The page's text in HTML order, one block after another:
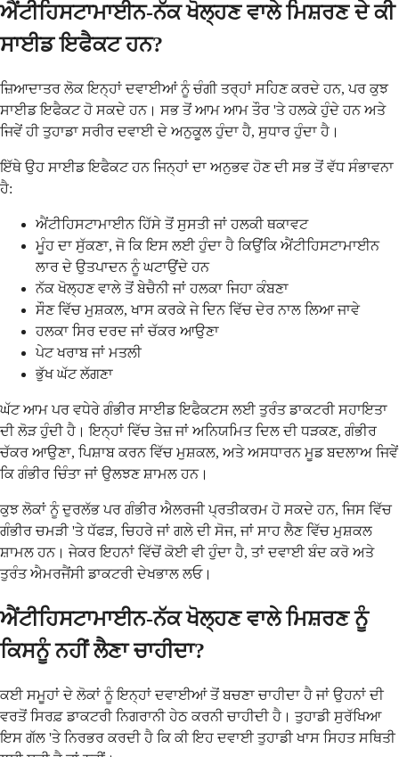
ਐਂਟੀਹਿਸਟਾਮਾਈਨ-ਨੱਕ ਖੋਲ੍ਹਣ ਵਾਲੇ ਮਿਸ਼ਰਣ ਦੇ ਕੀ
ਸਾਈਡ ਇਫੈਕਟ ਹਨ?
ਜ਼ਿਆਦਾਤਰ ਲੋਕ ਇਨ੍ਹਾਂ ਦਵਾਈਆਂ ਨੂੰ ਚੰਗੀ ਤਰ੍ਹਾਂ ਸਹਿਣ ਕਰਦੇ ਹਨ, ਪਰ ਕੁਝ
ਸਾਈਡ ਇਫੈਕਟ ਹੋ ਸਕਦੇ ਹਨ। ਸਭ ਤੋਂ ਆਮ ਆਮ ਤੌਰ 'ਤੇ ਹਲਕੇ ਹੁੰਦੇ ਹਨ ਅਤੇ
ਜਿਵੇਂ ਹੀ ਤੁਹਾਡਾ ਸਰੀਰ ਦਵਾਈ ਦੇ ਅਨੁਕੂਲ ਹੁੰਦਾ ਹੈ, ਸੁਧਾਰ ਹੁੰਦਾ ਹੈ।
ਇੱਥੇ ਉਹ ਸਾਈਡ ਇਫੈਕਟ ਹਨ ਜਿਨ੍ਹਾਂ ਦਾ ਅਨੁਭਵ ਹੋਣ ਦੀ ਸਭ ਤੋਂ ਵੱਧ ਸੰਭਾਵਨਾ
ਹੈ:
ਐਂਟੀਹਿਸਟਾਮਾਈਨ ਹਿੱਸੇ ਤੋਂ ਸੁਸਤੀ ਜਾਂ ਹਲਕੀ ਥਕਾਵਟ
ਮੂੰਹ ਦਾ ਸੁੱਕਣਾ, ਜੋ ਕਿ ਇਸ ਲਈ ਹੁੰਦਾ ਹੈ ਕਿਉਂਕਿ ਐਂਟੀਹਿਸਟਾਮਾਈਨ
ਲਾਰ ਦੇ ਉਤਪਾਦਨ ਨੂੰ ਘਟਾਉਂਦੇ ਹਨ
ਨੱਕ ਖੋਲ੍ਹਣ ਵਾਲੇ ਤੋਂ ਬੇਚੈਨੀ ਜਾਂ ਹਲਕਾ ਜਿਹਾ ਕੰਬਣਾ
ਸੌਣ ਵਿੱਚ ਮੁਸ਼ਕਲ, ਖਾਸ ਕਰਕੇ ਜੇ ਦਿਨ ਵਿੱਚ ਦੇਰ ਨਾਲ ਲਿਆ ਜਾਵੇ
ਹਲਕਾ ਸਿਰ ਦਰਦ ਜਾਂ ਚੱਕਰ ਆਉਣਾ
ਪੇਟ ਖਰਾਬ ਜਾਂ ਮਤਲੀ
ਭੁੱਖ ਘੱਟ ਲੱਗਣਾ
ਘੱਟ ਆਮ ਪਰ ਵਧੇਰੇ ਗੰਭੀਰ ਸਾਈਡ ਇਫੈਕਟਸ ਲਈ ਤੁਰੰਤ ਡਾਕਟਰੀ ਸਹਾਇਤਾ
ਦੀ ਲੋੜ ਹੁੰਦੀ ਹੈ। ਇਨ੍ਹਾਂ ਵਿੱਚ ਤੇਜ਼ ਜਾਂ ਅਨਿਯਮਿਤ ਦਿਲ ਦੀ ਧੜਕਣ, ਗੰਭੀਰ
ਚੱਕਰ ਆਉਣਾ, ਪਿਸ਼ਾਬ ਕਰਨ ਵਿੱਚ ਮੁਸ਼ਕਲ, ਅਤੇ ਅਸਧਾਰਨ ਮੂਡ ਬਦਲਾਅ ਜਿਵੇਂ
ਕਿ ਗੰਭੀਰ ਚਿੰਤਾ ਜਾਂ ਉਲਝਣ ਸ਼ਾਮਲ ਹਨ।
ਕੁਝ ਲੋਕਾਂ ਨੂੰ ਦੁਰਲੱਭ ਪਰ ਗੰਭੀਰ ਐਲਰਜੀ ਪ੍ਰਤੀਕਰਮ ਹੋ ਸਕਦੇ ਹਨ, ਜਿਸ ਵਿੱਚ
ਗੰਭੀਰ ਚਮੜੀ 'ਤੇ ਧੱਫੜ, ਚਿਹਰੇ ਜਾਂ ਗਲੇ ਦੀ ਸੋਜ, ਜਾਂ ਸਾਹ ਲੈਣ ਵਿੱਚ ਮੁਸ਼ਕਲ
ਸ਼ਾਮਲ ਹਨ। ਜੇਕਰ ਇਹਨਾਂ ਵਿੱਚੋਂ ਕੋਈ ਵੀ ਹੁੰਦਾ ਹੈ, ਤਾਂ ਦਵਾਈ ਬੰਦ ਕਰੋ ਅਤੇ
ਤੁਰੰਤ ਐਮਰਜੈਂਸੀ ਡਾਕਟਰੀ ਦੇਖਭਾਲ ਲਓ।
ਐਂਟੀਹਿਸਟਾਮਾਈਨ-ਨੱਕ ਖੋਲ੍ਹਣ ਵਾਲੇ ਮਿਸ਼ਰਣ ਨੂੰ
ਕਿਸਨੂੰ ਨਹੀਂ ਲੈਣਾ ਚਾਹੀਦਾ?
ਕਈ ਸਮੂਹਾਂ ਦੇ ਲੋਕਾਂ ਨੂੰ ਇਨ੍ਹਾਂ ਦਵਾਈਆਂ ਤੋਂ ਬਚਣਾ ਚਾਹੀਦਾ ਹੈ ਜਾਂ ਉਹਨਾਂ ਦੀ
ਵਰਤੋਂ ਸਿਰਫ਼ ਡਾਕਟਰੀ ਨਿਗਰਾਨੀ ਹੇਠ ਕਰਨੀ ਚਾਹੀਦੀ ਹੈ। ਤੁਹਾਡੀ ਸੁਰੱਖਿਆ
ਇਸ ਗੱਲ 'ਤੇ ਨਿਰਭਰ ਕਰਦੀ ਹੈ ਕਿ ਕੀ ਇਹ ਦਵਾਈ ਤੁਹਾਡੀ ਖਾਸ ਸਿਹਤ ਸਥਿਤੀ